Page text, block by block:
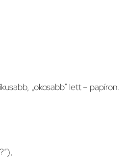
„okosabb” lett – papíron.